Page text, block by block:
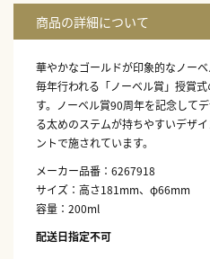
華やかなゴールドが印象的なノー
毎年行われる「ノーベル賞」授賞
す。ノーベル賞90周年を記念して
る太めのステムが持ちやすいデザ
ントで施されています。
メーカー品番：6267918
サイズ：高さ181mm、φ66mm
容量：200ml
配送日指定不可